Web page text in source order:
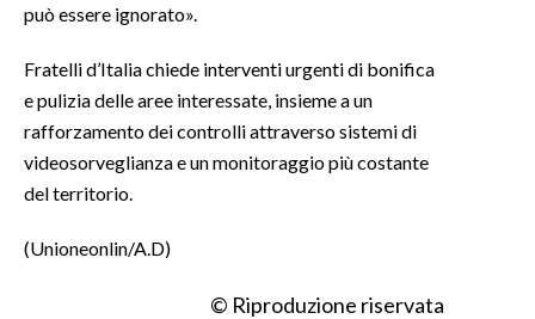
può essere ignorato».
Fratelli d’Italia chiede interventi urgenti di bonifica
e pulizia delle aree interessate, insieme a un
rafforzamento dei controlli attraverso sistemi di
videosorveglianza e un monitoraggio più costante
del territorio.
(Unioneonlin/A.D)
© Riproduzione riservata